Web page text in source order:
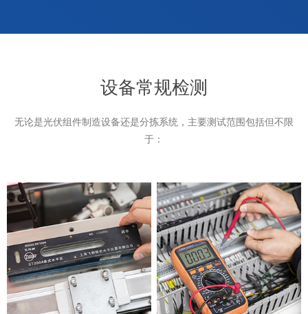
设备常规检测
无论是光伏组件制造设备还是分拣系统，主要测试范围包括但不限
于：